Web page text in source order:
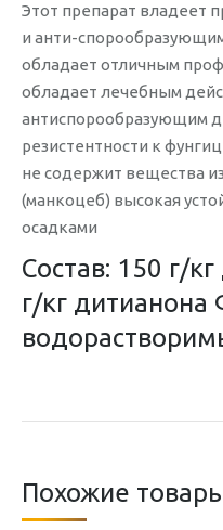
Этот препарат владеет
и анти-
обладает отличным
обладает лечебным
антиспорообразующим
резистентности к
не содержит вещества
(манкоцеб) высокая
осадками
Состав: 150 г/
г/кг
Похожие